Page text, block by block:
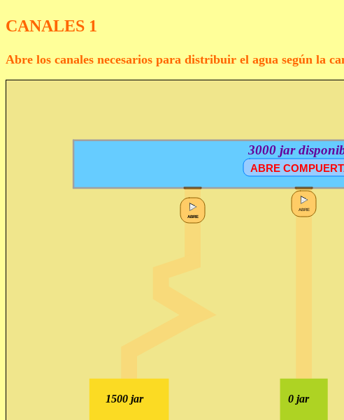
CANALES 1
Abre los canales necesarios para distribuir el agua según la